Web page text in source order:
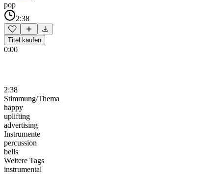
pop
2:38
Titel kaufen
0:00
2:38
Stimmung/Thema
happy
uplifting
advertising
Instrumente
percussion
bells
Weitere Tags
instrumental